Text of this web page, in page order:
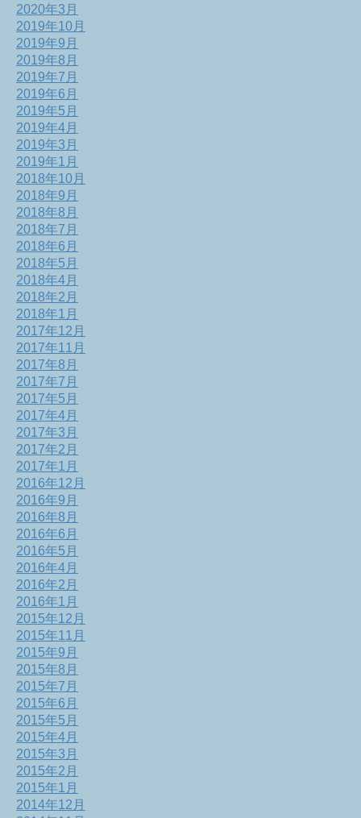
2020年3月
2019年10月
2019年9月
2019年8月
2019年7月
2019年6月
2019年5月
2019年4月
2019年3月
2019年1月
2018年10月
2018年9月
2018年8月
2018年7月
2018年6月
2018年5月
2018年4月
2018年2月
2018年1月
2017年12月
2017年11月
2017年8月
2017年7月
2017年5月
2017年4月
2017年3月
2017年2月
2017年1月
2016年12月
2016年9月
2016年8月
2016年6月
2016年5月
2016年4月
2016年2月
2016年1月
2015年12月
2015年11月
2015年9月
2015年8月
2015年7月
2015年6月
2015年5月
2015年4月
2015年3月
2015年2月
2015年1月
2014年12月